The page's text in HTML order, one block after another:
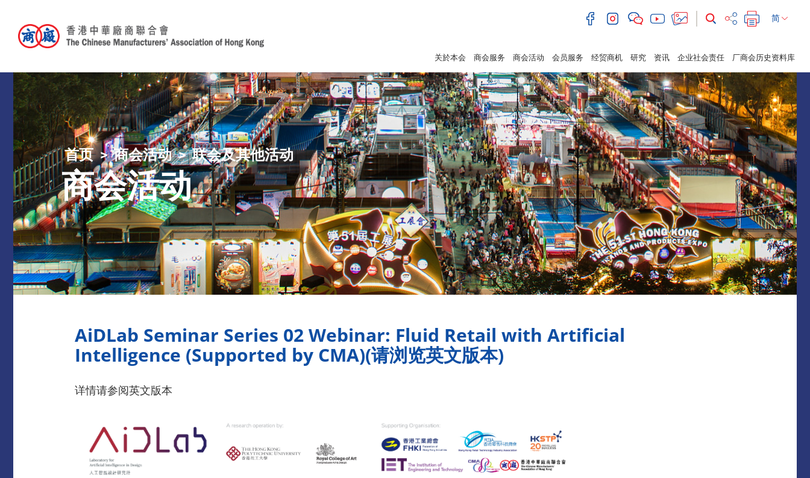
简
关於本会 商会服务 商会活动 会员服务 经贸商机 研究 资讯 企业社会责任 厂商会历史资料库
首页 商会活动 联会及其他活动
商会活动
AiDLab Seminar Series 02 Webinar: Fluid Retail with Artificial
Intelligence (Supported by CMA)(请浏览英文版本)
详情请参阅英文版本